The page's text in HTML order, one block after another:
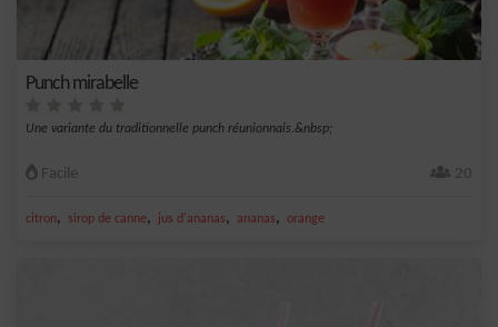
Punch mirabelle
Une variante du traditionnelle punch réunionnais.&nbsp;
Facile 20
citron, sirop de canne, jus d'ananas, ananas, orange